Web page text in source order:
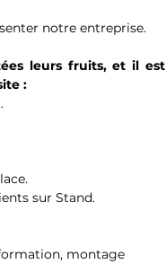
notre entreprise.
leurs fruits, et il est
:
sur Stand.
montage